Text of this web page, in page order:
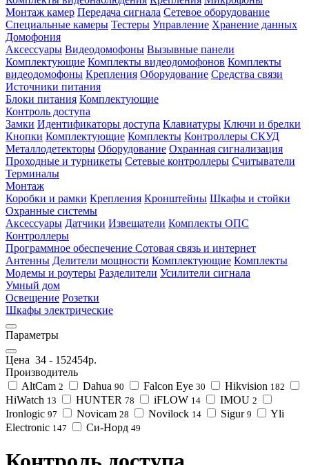
Монтаж камер Передача сигнала Сетевое оборудование
Специальные камеры Тестеры Управление Хранение данных
Домофония
Аксессуары Видеодомофоны Вызывные панели
Комплектующие Комплекты видеодомофонов Комплекты
видеодомофоны Крепления Оборудование Средства связи
Источники питания
Блоки питания Комплектующие
Контроль доступа
Замки Идентификаторы доступа Клавиатуры Ключи и брелки
Кнопки Комплектующие Комплекты Контроллеры СКУД
Металлодетекторы Оборудование Охранная сигнализация
Проходные и турникеты Сетевые контроллеры Считыватели
Терминалы
Монтаж
Коробки и рамки Крепления Кронштейны Шкафы и стойки
Охранные системы
Аксессуары Датчики Извещатели Комплекты ОПС
Контроллеры
Программное обеспечение Сотовая связь и интернет
Антенны Делители мощности Комплектующие Комплекты
Модемы и роутеры Разделители Усилители сигнала
Умный дом
Освещение Розетки
Шкафы электрические
Параметры
Цена 34 - 152454р.
Производитель
AltCam 2 Dahua 90 Falcon Eye 30 Hikvision 182
HiWatch 13 HUNTER 78 iFLOW 14 IMOU 2
Ironlogic 97 Novicam 28 Novilock 14 Sigur 9
Yli
Electronic 147 Си-Норд 49